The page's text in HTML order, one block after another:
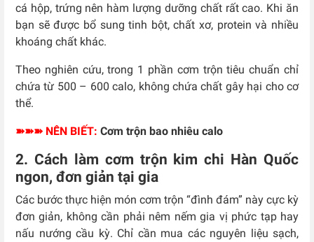
cá hộp, trứng nên hàm lượng dưỡng chất rất cao. Khi ăn
bạn sẽ được bổ sung tinh bột, chất xơ, protein và nhiều
khoáng chất khác.
Theo nghiên cứu, trong 1 phần cơm trộn tiêu chuẩn chỉ
chứa từ 500 – 600 calo, không chứa chất gây hại cho cơ
thể.
➽➽➽ NÊN BIẾT: Cơm trộn bao nhiêu calo
2. Cách làm cơm trộn kim chi Hàn Quốc
ngon, đơn giản tại gia
Các bước thực hiện món cơm trộn “đình đám” này cực kỳ
đơn giản, không cần phải nêm nếm gia vị phức tạp hay
nấu nướng cầu kỳ. Chỉ cần mua các nguyên liệu sạch,